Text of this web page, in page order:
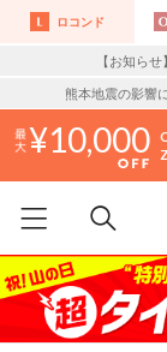
ロコンド
【お知ら
熊本地震の影響
10,000